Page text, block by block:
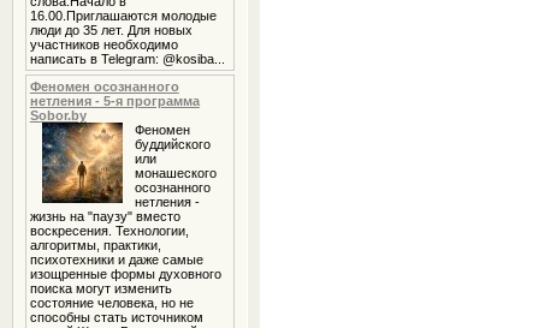
16.00.Приглашаются молодые
люди до 35 лет. Для новых
участников необходимо
написать в Telegram: @kosiba...
Феномен осознанного
нетления - 5-я программа
Sobor.by
Феномен
буддийского
или
монашеского
осознанного
нетления -
жизнь на "паузу" вместо
воскресения. Технологии,
алгоритмы, практики,
психотехники и даже самые
изощренные формы духовного
поиска могут изменить
состояние человека, но не
способны стать источником